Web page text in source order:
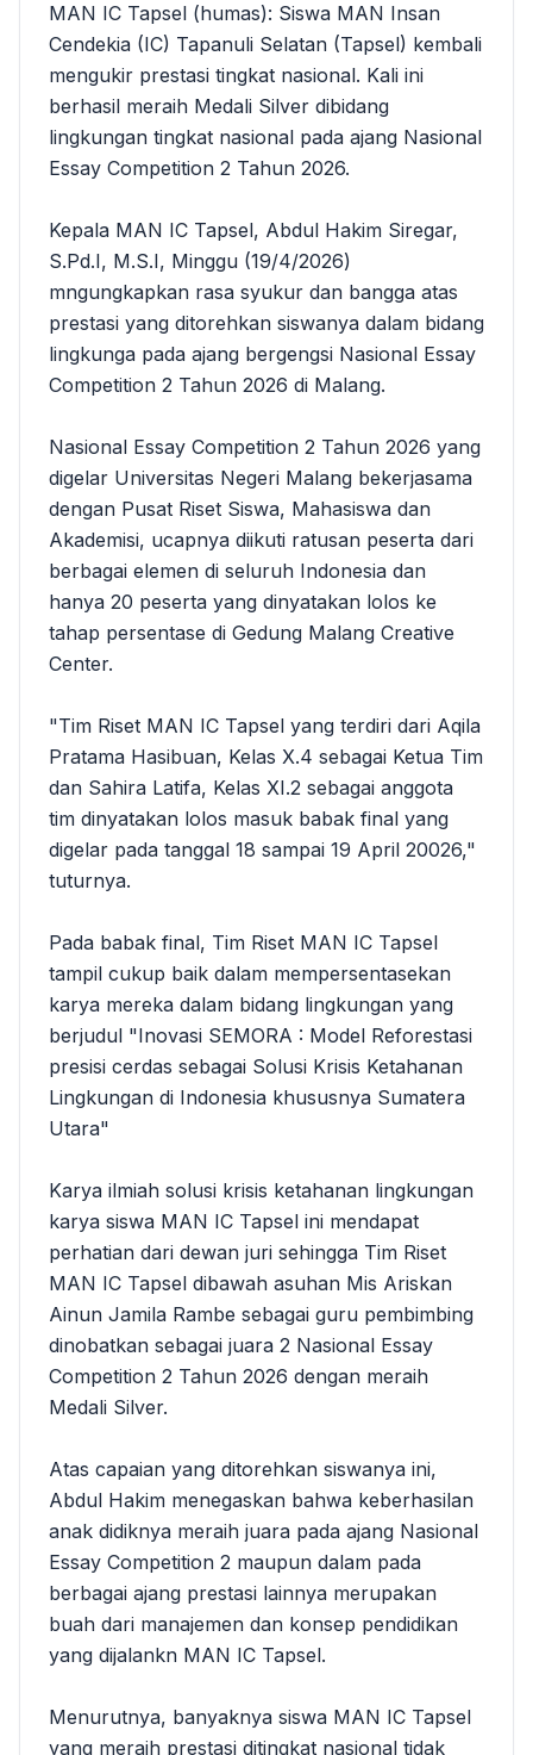
MAN IC Tapsel (humas): Siswa MAN Insan
Cendekia (IC) Tapanuli Selatan (Tapsel) kembali
mengukir prestasi tingkat nasional. Kali ini
berhasil meraih Medali Silver dibidang
lingkungan tingkat nasional pada ajang Nasional
Essay Competition 2 Tahun 2026.
Kepala MAN IC Tapsel, Abdul Hakim Siregar,
S.Pd.I, M.S.I, Minggu (19/4/2026)
mngungkapkan rasa syukur dan bangga atas
prestasi yang ditorehkan siswanya dalam bidang
lingkunga pada ajang bergengsi Nasional Essay
Competition 2 Tahun 2026 di Malang.
Nasional Essay Competition 2 Tahun 2026 yang
digelar Universitas Negeri Malang bekerjasama
dengan Pusat Riset Siswa, Mahasiswa dan
Akademisi, ucapnya diikuti ratusan peserta dari
berbagai elemen di seluruh Indonesia dan
hanya 20 peserta yang dinyatakan lolos ke
tahap persentase di Gedung Malang Creative
Center.
"Tim Riset MAN IC Tapsel yang terdiri dari Aqila
Pratama Hasibuan, Kelas X.4 sebagai Ketua Tim
dan Sahira Latifa, Kelas XI.2 sebagai anggota
tim dinyatakan lolos masuk babak final yang
digelar pada tanggal 18 sampai 19 April 20026,"
tuturnya.
Pada babak final, Tim Riset MAN IC Tapsel
tampil cukup baik dalam mempersentasekan
karya mereka dalam bidang lingkungan yang
berjudul "Inovasi SEMORA : Model Reforestasi
presisi cerdas sebagai Solusi Krisis Ketahanan
Lingkungan di Indonesia khususnya Sumatera
Utara"
Karya ilmiah solusi krisis ketahanan lingkungan
karya siswa MAN IC Tapsel ini mendapat
perhatian dari dewan juri sehingga Tim Riset
MAN IC Tapsel dibawah asuhan Mis Ariskan
Ainun Jamila Rambe sebagai guru pembimbing
dinobatkan sebagai juara 2 Nasional Essay
Competition 2 Tahun 2026 dengan meraih
Medali Silver.
Atas capaian yang ditorehkan siswanya ini,
Abdul Hakim menegaskan bahwa keberhasilan
anak didiknya meraih juara pada ajang Nasional
Essay Competition 2 maupun dalam pada
berbagai ajang prestasi lainnya merupakan
buah dari manajemen dan konsep pendidikan
yang dijalankn MAN IC Tapsel.
Menurutnya, banyaknya siswa MAN IC Tapsel
yang meraih prestasi ditingkat nasional tidak